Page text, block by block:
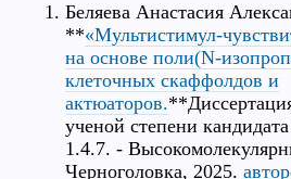
Беляева Анастасия
**«Мультистимул-
на основе поли(N-
клеточных скаффолдов и
актюаторов.
ученой степени
1.4.7. -
Черноголовка, 2025.